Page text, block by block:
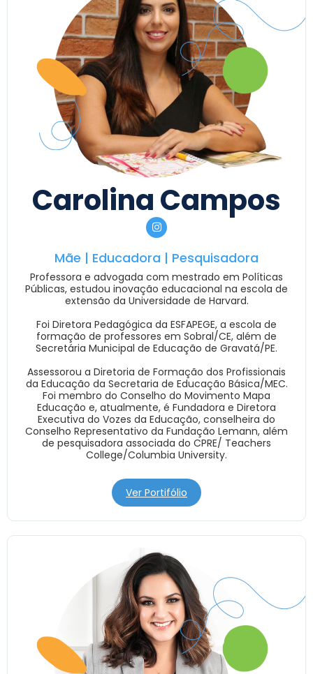
Carolina Campos
Mãe | Educadora | Pesquisadora
Professora e advogada com mestrado em Políticas
Públicas, estudou inovação educacional na escola de
extensão da Universidade de Harvard.
Foi Diretora Pedagógica da ESFAPEGE, a escola de
formação de professores em Sobral/CE, além de
Secretária Municipal de Educação de Gravatá/PE.
Assessorou a Diretoria de Formação dos Profissionais
da Educação da Secretaria de Educação Básica/MEC.
Foi membro do Conselho do Movimento Mapa
Educação e, atualmente, é Fundadora e Diretora
Executiva do Vozes da Educação, conselheira do
Conselho Representativo da Fundação Lemann, além
de pesquisadora associada do CPRE/ Teachers
College/Columbia University.
Ver Portifólio